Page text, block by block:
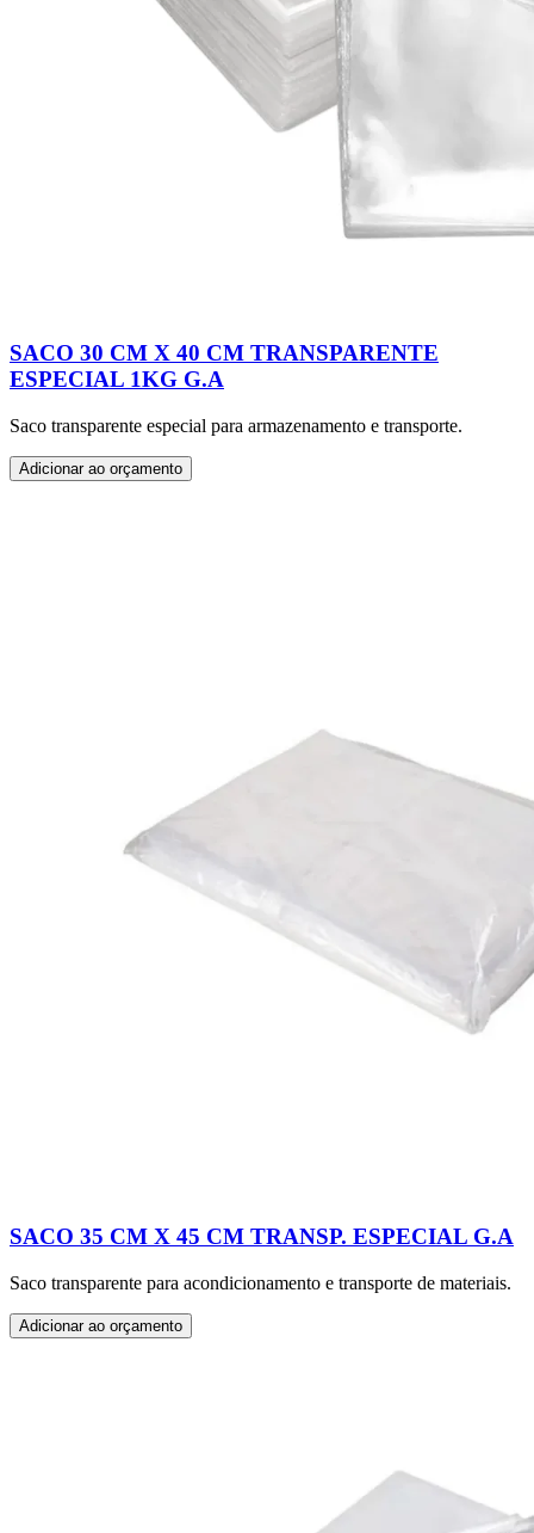
SACO 30 CM X 40 CM TRANSPARENTE
ESPECIAL 1KG G.A
Saco transparente especial para armazenamento e transporte.
Adicionar ao orçamento
SACO 35 CM X 45 CM TRANSP. ESPECIAL G.A
Saco transparente para acondicionamento e transporte de materiais.
Adicionar ao orçamento